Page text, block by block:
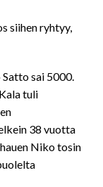
siihen ryhtyy,
sai 5000.
tuli
38 vuotta
Niko tosin